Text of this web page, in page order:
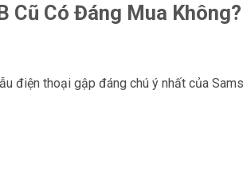
Cũ Có Đáng Mua Không?
điện thoại gập đáng chú ý nhất của